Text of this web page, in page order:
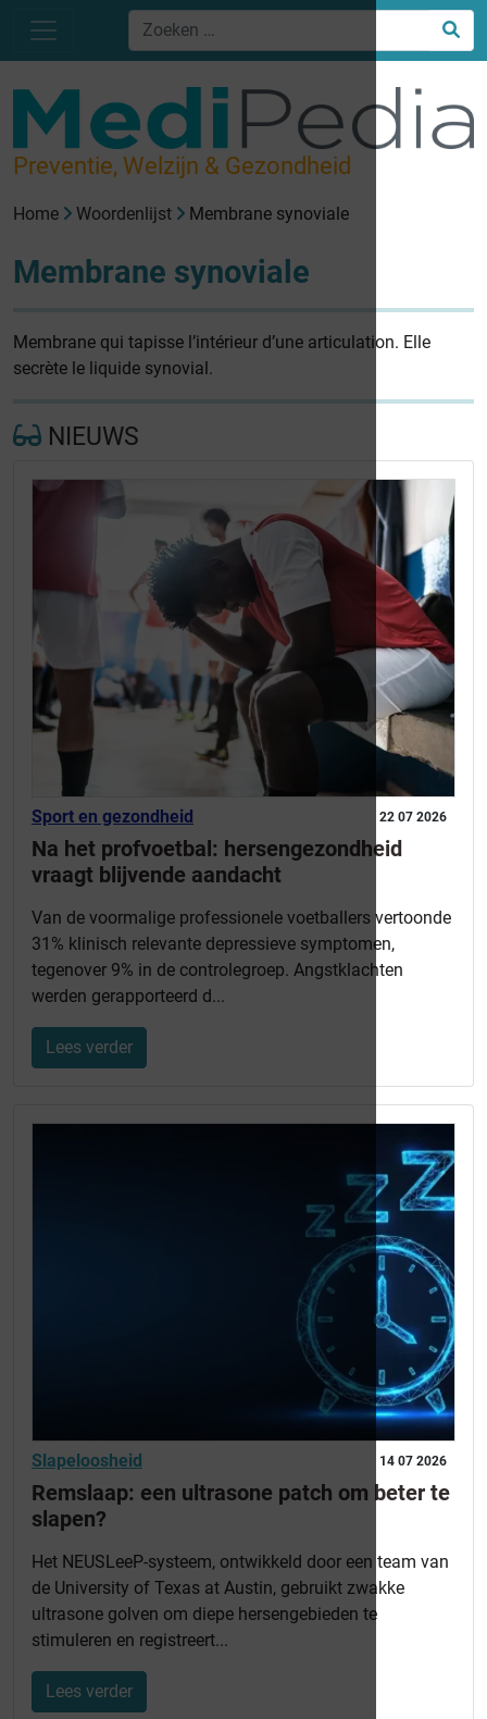
Preventie, Welzijn & Gezondheid
Home Woordenlijst Membrane synoviale
Membrane synoviale
Membrane qui tapisse l’intérieur d’une articulation. Elle
secrète le liquide synovial.
NIEUWS
22 07 2026
Sport en gezondheid
Na het profvoetbal: hersengezondheid
vraagt blijvende aandacht
Van de voormalige professionele voetballers vertoonde
31% klinisch relevante depressieve symptomen,
tegenover 9% in de controlegroep. Angstklachten
werden gerapporteerd d...
Lees verder
14 07 2026
Slapeloosheid
Remslaap: een ultrasone patch om beter te
slapen?
Het NEUSLeeP-systeem, ontwikkeld door een team van
de University of Texas at Austin, gebruikt zwakke
ultrasone golven om diepe hersengebieden te
stimuleren en registreert...
Lees verder